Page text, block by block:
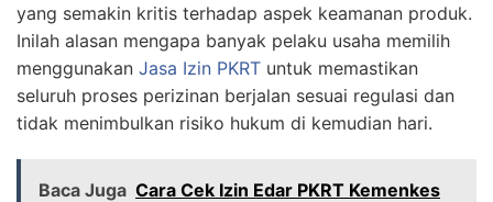
yang semakin kritis terhadap aspek keamanan produk.
Inilah alasan mengapa banyak pelaku usaha memilih
menggunakan Jasa Izin PKRT untuk memastikan
seluruh proses perizinan berjalan sesuai regulasi dan
tidak menimbulkan risiko hukum di kemudian hari.
Baca Juga Cara Cek Izin Edar PKRT Kemenkes